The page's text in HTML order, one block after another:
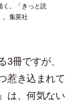
く。「きっと読
。集英社
3冊ですが、
惹き込まれて
は、何気ない